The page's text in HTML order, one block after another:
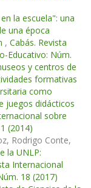
la escuela": una
una época
, Cabás. Revista
Educativo: Núm.
y centros de
formativas
como
juegos didácticos
sobre
(2014)
Rodrigo Conte,
la UNLP:
Internacional
18 (2017)